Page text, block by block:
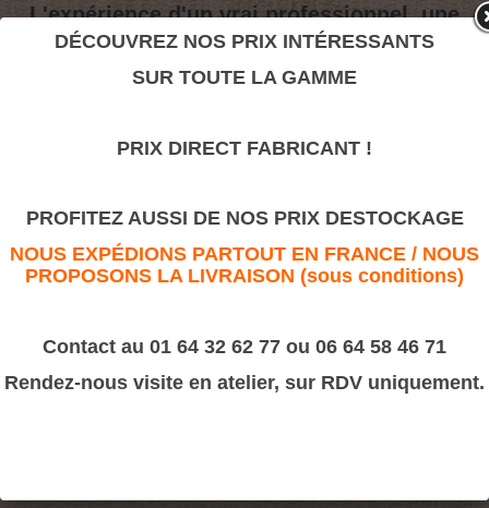
L'expérience d'un vrai professionnel, une
valeur sûre.
Motifs décoratifs Bois & Résine> Résine
DÉCOUVREZ NOS PRIX INTÉRESSANTS
SUR TOUTE LA GAMME
PRIX DIRECT FABRICANT !
PROFITEZ AUSSI DE NOS PRIX DESTOCKAGE
NOUS EXPÉDIONS PARTOUT EN FRANCE / NOUS
PROPOSONS LA LIVRAISON (sous conditions)
Contact au 01 64 32 62 77 ou 06 64 58 46 71
Rendez-nous visite en atelier, sur RDV uniquement.